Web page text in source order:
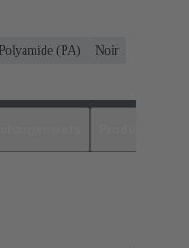
Polyamide (PA) Noir